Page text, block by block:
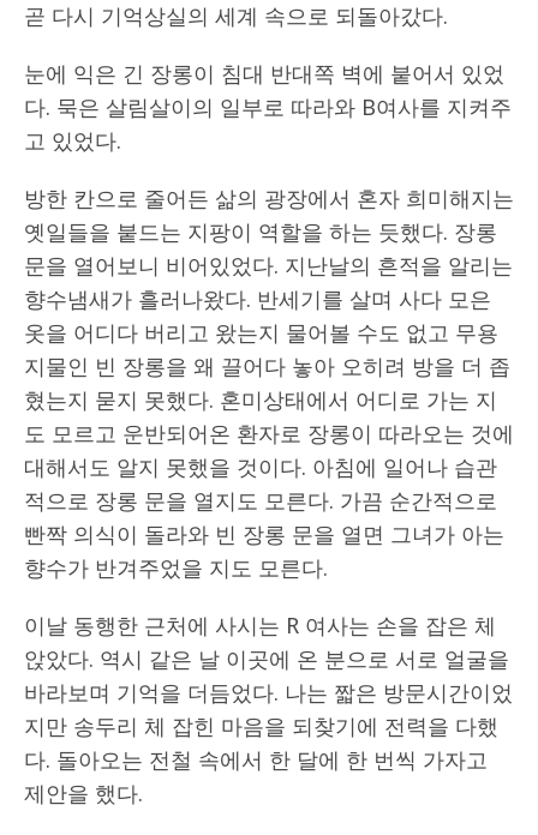
곧 다시 기억상실의 세계 속으로 되돌아갔다.
눈에 익은 긴 장롱이 침대 반대쪽 벽에 붙어서 있었
다. 묵은 살림살이의 일부로 따라와 B여사를 지켜주
고 있었다.
방한 칸으로 줄어든 삶의 광장에서 혼자 희미해지는
옛일들을 붙드는 지팡이 역할을 하는 듯했다. 장롱
문을 열어보니 비어있었다. 지난날의 흔적을 알리는
향수냄새가 흘러나왔다. 반세기를 살며 사다 모은
옷을 어디다 버리고 왔는지 물어볼 수도 없고 무용
지물인 빈 장롱을 왜 끌어다 놓아 오히려 방을 더 좁
혔는지 묻지 못했다. 혼미상태에서 어디로 가는 지
도 모르고 운반되어온 환자로 장롱이 따라오는 것에
대해서도 알지 못했을 것이다. 아침에 일어나 습관
적으로 장롱 문을 열지도 모른다. 가끔 순간적으로
빤짝 의식이 돌라와 빈 장롱 문을 열면 그녀가 아는
향수가 반겨주었을 지도 모른다.
이날 동행한 근처에 사시는 R 여사는 손을 잡은 체
앉았다. 역시 같은 날 이곳에 온 분으로 서로 얼굴을
바라보며 기억을 더듬었다. 나는 짧은 방문시간이었
지만 송두리 체 잡힌 마음을 되찾기에 전력을 다했
다. 돌아오는 전철 속에서 한 달에 한 번씩 가자고
제안을 했다.